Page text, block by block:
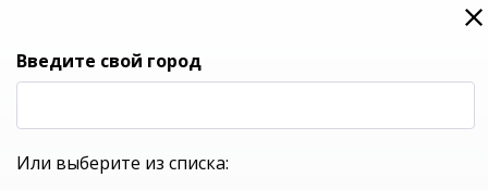
0
Введите свой город
Или выберите из списка: